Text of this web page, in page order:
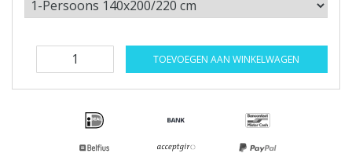
TOEVOEGEN AAN WINKELWAGEN